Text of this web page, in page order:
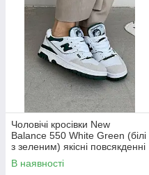
Чоловічі кросівки New
Balance 550 White Green (білі
з зеленим) якісні повсякденні
кроси NB020 top
В наявності